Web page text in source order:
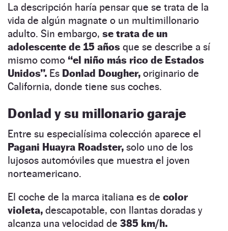
La descripción haría pensar que se trata de la
vida de algún magnate o un multimillonario
adulto. Sin embargo, se trata de un
adolescente de 15 años que se describe a sí
mismo como “el niño más rico de Estados
Unidos”. Es Donlad Dougher, originario de
California, donde tiene sus coches.
Donlad y su millonario garaje
Entre su especialísima colección aparece el
Pagani Huayra Roadster, solo uno de los
lujosos automóviles que muestra el joven
norteamericano.
El coche de la marca italiana es de color
violeta, descapotable, con llantas doradas y
alcanza una velocidad de 385 km/h.